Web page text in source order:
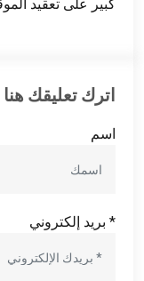
كبير على تعقيد
اترك تعليقك هنا
اسم
* بريد إلكتروني